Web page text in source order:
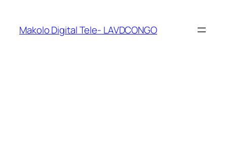
Makolo Digital Tele- LAVDCONGO